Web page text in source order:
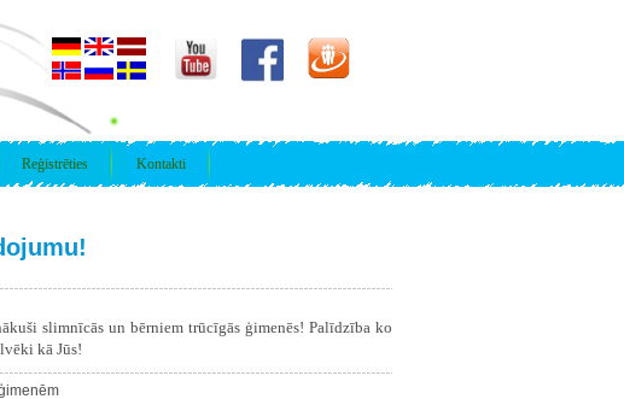
Reģistrēties Kontakti
slimnīcās un bērniem trūcīgās ģimenēs! Palīdzība ko
kā Jūs!